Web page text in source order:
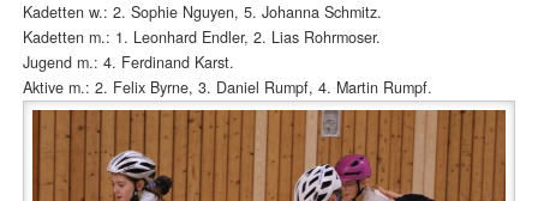
Kadetten w.: 2. Sophie Nguyen, 5. Johanna Schmitz.
Kadetten m.: 1. Leonhard Endler, 2. Lias Rohrmoser.
Jugend m.: 4. Ferdinand Karst.
Aktive m.: 2. Felix Byrne, 3. Daniel Rumpf, 4. Martin Rumpf.